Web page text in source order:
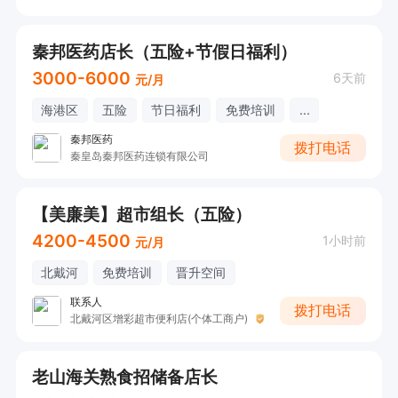
秦邦医药店长（五险+节假日福利）
3000-6000 元/月 6天前
海港区 五险 节日福利 免费培训 ...
秦邦医药
秦皇岛秦邦医药连锁有限公司
拨打电话
【美廉美】超市组长（五险）
4200-4500 元/月 1小时前
北戴河 免费培训 晋升空间
联系人
北戴河区增彩超市便利店(个体工商户)
拨打电话
老山海关熟食招储备店长